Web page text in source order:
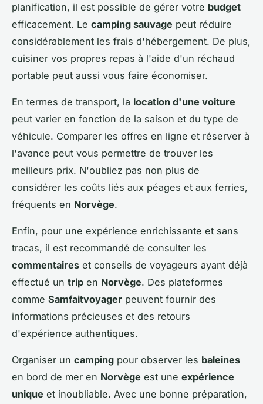
planification, il est possible de gérer votre budget
efficacement. Le camping sauvage peut réduire
considérablement les frais d'hébergement. De plus,
cuisiner vos propres repas à l'aide d'un réchaud
portable peut aussi vous faire économiser.
En termes de transport, la location d'une voiture
peut varier en fonction de la saison et du type de
véhicule. Comparer les offres en ligne et réserver à
l'avance peut vous permettre de trouver les
meilleurs prix. N'oubliez pas non plus de
considérer les coûts liés aux péages et aux ferries,
fréquents en Norvège.
Enfin, pour une expérience enrichissante et sans
tracas, il est recommandé de consulter les
commentaires et conseils de voyageurs ayant déjà
effectué un trip en Norvège. Des plateformes
comme Samfaitvoyager peuvent fournir des
informations précieuses et des retours
d'expérience authentiques.
Organiser un camping pour observer les baleines
en bord de mer en Norvège est une expérience
unique et inoubliable. Avec une bonne préparation,